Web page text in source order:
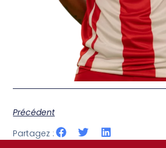
Précédent
Partagez :